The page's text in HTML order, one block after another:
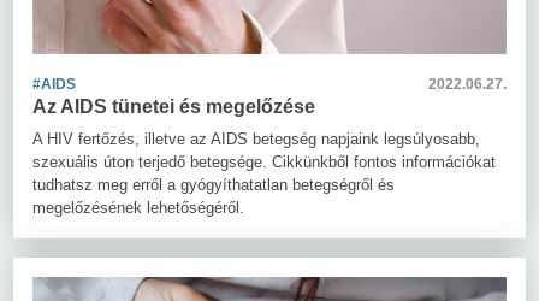
#AIDS 2022.06.27.
Az AIDS tünetei és megelőzése
A HIV fertőzés, illetve az AIDS betegség napjaink legsúlyosabb,
szexuális úton terjedő betegsége. Cikkünkből fontos információkat
tudhatsz meg erről a gyógyíthatatlan betegségről és
megelőzésének lehetőségéről.